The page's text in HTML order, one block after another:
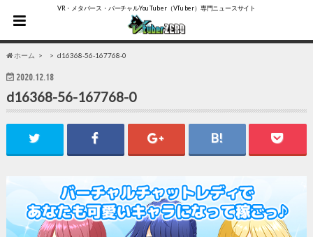
VR・メタバース・バーチャルYouTuber（VTuber）専門ニュースサイト
ホーム d16368-56-167768-0
2020.12.18
d16368-56-167768-0